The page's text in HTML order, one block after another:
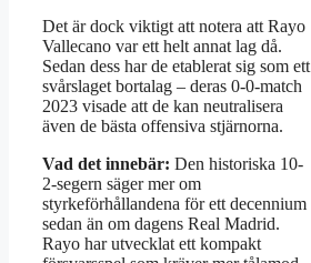
Det är dock viktigt att notera att Rayo
Vallecano var ett helt annat lag då.
Sedan dess har de etablerat sig som ett
svårslaget bortalag – deras 0-0-match
2023 visade att de kan neutralisera
även de bästa offensiva stjärnorna.
Vad det innebär: Den historiska 10-
2-segern säger mer om
styrkeförhållandena för ett decennium
sedan än om dagens Real Madrid.
Rayo har utvecklat ett kompakt